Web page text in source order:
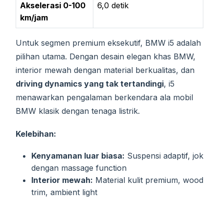
Akselerasi 0-100
km/jam
6,0 detik
Untuk segmen premium eksekutif, BMW i5 adalah
pilihan utama. Dengan desain elegan khas BMW,
interior mewah dengan material berkualitas, dan
driving dynamics yang tak tertandingi, i5
menawarkan pengalaman berkendara ala mobil
BMW klasik dengan tenaga listrik.
Kelebihan:
Kenyamanan luar biasa: Suspensi adaptif, jok
dengan massage function
Interior mewah: Material kulit premium, wood
trim, ambient light